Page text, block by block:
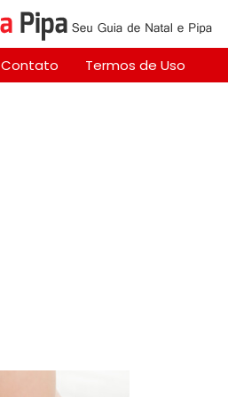
Contato Termos de Uso